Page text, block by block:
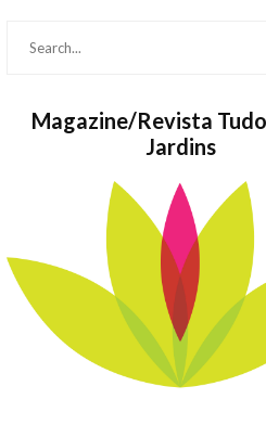
Magazine/Revista
Jardins